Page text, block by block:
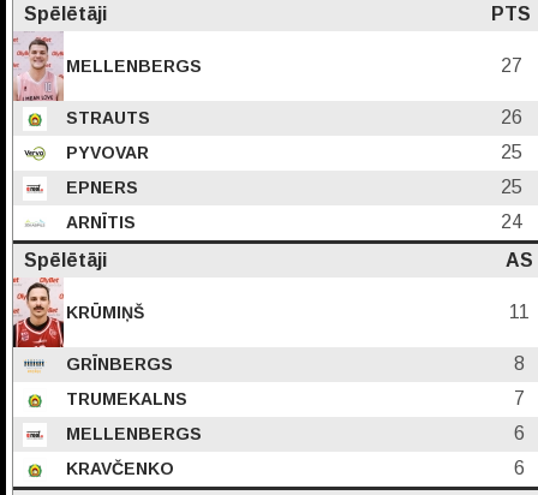
Spēlētāji
PTS
MELLENBERGS 27
STRAUTS 26
PYVOVAR 25
EPNERS 25
ARNĪTIS
24
Spēlētāji
AS
KRŪMIŅŠ 11
GRĪNBERGS 8
TRUMEKALNS 7
MELLENBERGS 6
KRAVČENKO
6